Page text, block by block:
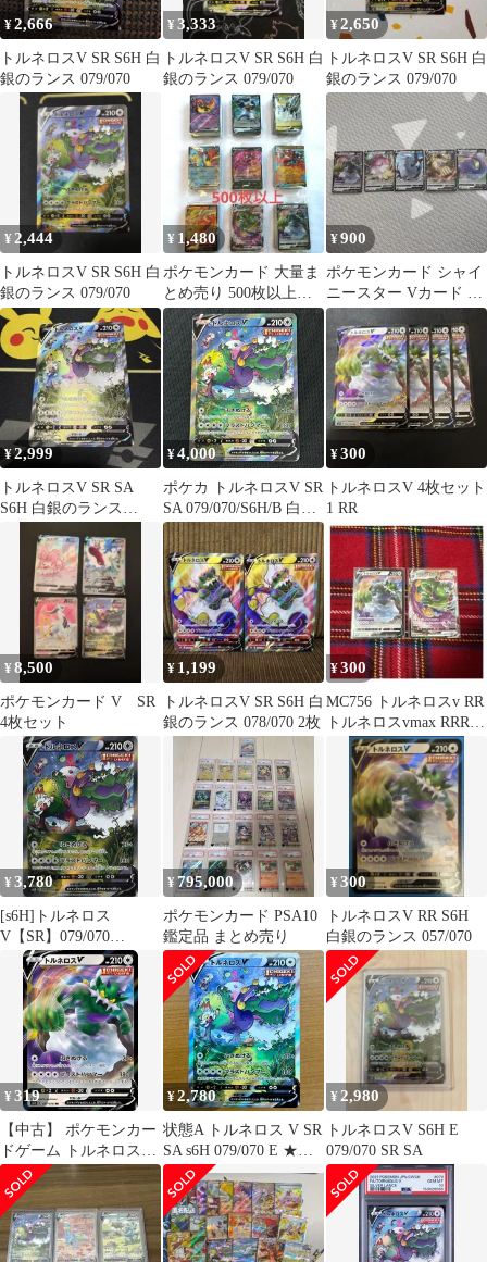
¥2,666
トルネロスV SR S6H 白
銀のランス 079/070
¥3,333
トルネロスV SR S6H 白
銀のランス 079/070
¥2,650
トルネロスV SR S6H 白
銀のランス 079/070
¥2,444
トルネロスV SR S6H 白
銀のランス 079/070
¥ 1,480
ポケモンカード 大量ま
とめ売り 500枚以上
V・VMAX入り ②
¥900
ポケモンカード シャイ
ニースター Vカード 5
枚セット
¥2,999
トルネロスV SR SA
S6H 白銀のランス
¥4,000
ポケカ トルネロスV SR
SA 079/070/S6H/B 白銀
のランス
¥300
トルネロスV 4枚セット
1 RR
¥8,500
ポケモンカード V SR
4枚セット
¥ 1,199
トルネロスV SR S6H 白
銀のランス 078/070 2枚
¥300
MC756 トルネロスv RR
トルネロスvmax RRR 2
¥3,780
[s6H]トルネロス
V【SR】079/070
ITUIJT3B2C0G
¥795,000
ポケモンカード PSA10
鑑定品 まとめ売り
¥300
トルネロスV RR S6H
白銀のランス 057/070
¥319
【中古】 ポケモンカー
ドゲーム トルネロスV
S6H S6H 057/070 RR
¥2,780
状態A トルネロス V SR
SA s6H 079/070 E ★ポ
ケカ ポケモンカード
¥ 2,980
トルネロスV S6H E
079/070 SR SA